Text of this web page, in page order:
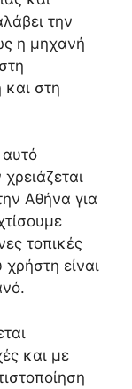
την
η μηχανή
στη
αυτό
Αθήνα για
τοπικές
είναι
και με